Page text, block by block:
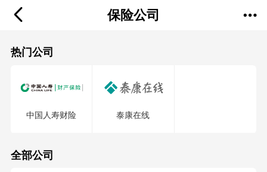
保险公司
热门公司
中国人寿财险 泰康在线
全部公司